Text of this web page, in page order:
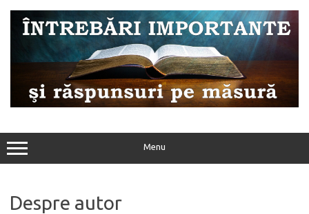
conținut
Menu
Despre autor